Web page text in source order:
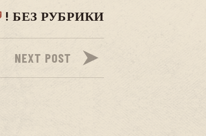
! БЕЗ РУБРИКИ
NEXT POST